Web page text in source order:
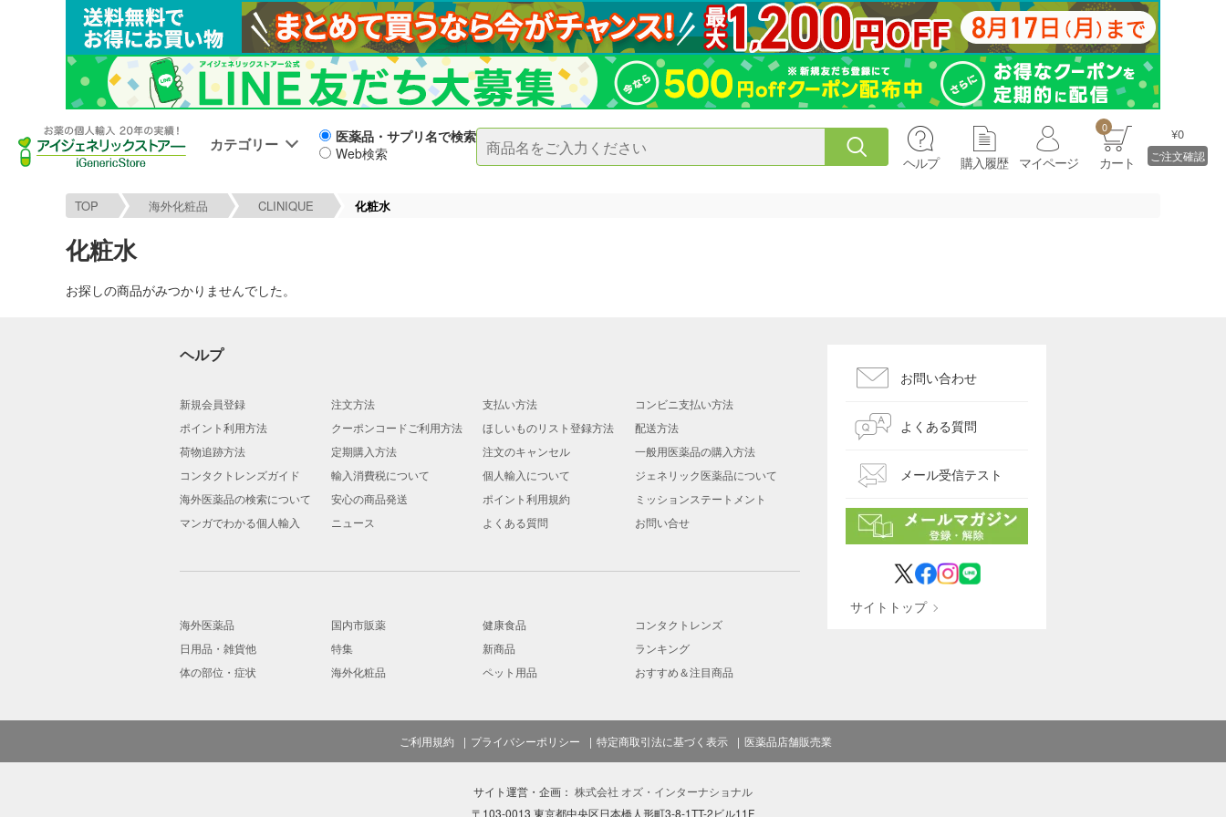
カテゴリー
医薬品・サプリ名で検索
Web検索
ヘルプ 購入履歴 マイページ
0
カート
¥0
ご注文確認
TOP 海外化粧品 CLINIQUE 化粧水
化粧水
お探しの商品がみつかりませんでした。
ヘルプ
新規会員登録 注文方法 支払い方法
コンビニ支払い方法
ポイント利用方法
クーポンコードご利用方法 ほしいものリスト登録方法
配送方法
荷物追跡方法
定期購入方法 注文のキャンセル
一般用医薬品の購入方法
コンタクトレンズガイド
輸入消費税について 個人輸入について
ジェネリック医薬品について
海外医薬品の検索について
安心の商品発送 ポイント利用規約
ミッションステートメント
マンガでわかる個人輸入
ニュース よくある質問 お問い合せ
海外医薬品 国内市販薬 健康食品
コンタクトレンズ
日用品・雑貨他
特集 新商品
ランキング
体の部位・症状
海外化粧品 ペット用品 おすすめ＆注目商品
お問い合わせ
よくある質問
メール受信テスト
サイトトップ
ご利用規約 プライバシーポリシー 特定商取引法に基づく表示 医薬品店舗販売業
サイト運営・企画： 株式会社 オズ・インターナショナル
〒103-0013 東京都中央区日本橋人形町3-8-1TT-2ビル11F